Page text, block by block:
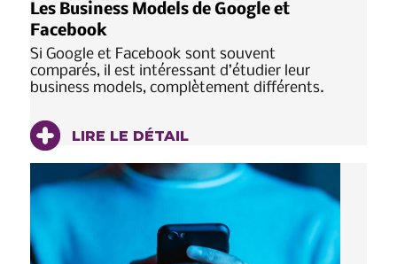
Les Business Models de Google et
Facebook
Si Google et Facebook sont souvent
comparés, il est intéressant d’étudier leur
business models, complètement différents.
LIRE LE DÉTAIL